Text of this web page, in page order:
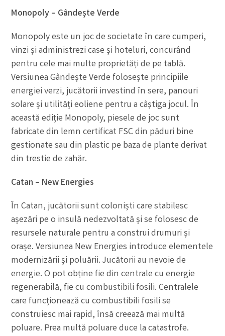
Monopoly – Gândește Verde
Monopoly este un joc de societate în care cumperi,
vinzi și administrezi case și hoteluri, concurând
pentru cele mai multe proprietăți de pe tablă.
Versiunea Gândește Verde folosește principiile
energiei verzi, jucătorii investind în sere, panouri
solare și utilități eoliene pentru a câștiga jocul. În
această ediție Monopoly, piesele de joc sunt
fabricate din lemn certificat FSC din păduri bine
gestionate sau din plastic pe baza de plante derivat
din trestie de zahăr.
Catan – New Energies
În Catan, jucătorii sunt coloniști care stabilesc
așezări pe o insulă nedezvoltată și se folosesc de
resursele naturale pentru a construi drumuri și
orașe. Versiunea New Energies introduce elementele
modernizării și poluării. Jucătorii au nevoie de
energie. O pot obține fie din centrale cu energie
regenerabilă, fie cu combustibili fosili. Centralele
care funcționează cu combustibili fosili se
construiesc mai rapid, însă creează mai multă
poluare. Prea multă poluare duce la catastrofe.